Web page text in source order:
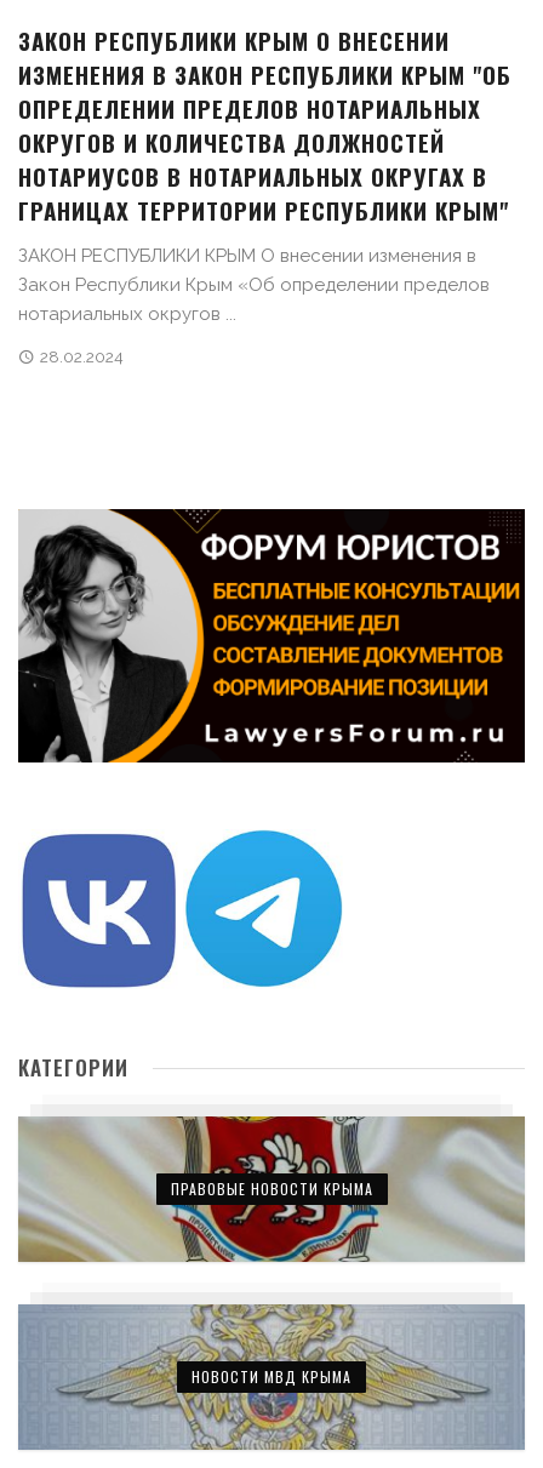
ЗАКОН РЕСПУБЛИКИ КРЫМ О ВНЕСЕНИИ
ИЗМЕНЕНИЯ В ЗАКОН РЕСПУБЛИКИ КРЫМ "ОБ
ОПРЕДЕЛЕНИИ ПРЕДЕЛОВ НОТАРИАЛЬНЫХ
ОКРУГОВ И КОЛИЧЕСТВА ДОЛЖНОСТЕЙ
НОТАРИУСОВ В НОТАРИАЛЬНЫХ ОКРУГАХ В
ГРАНИЦАХ ТЕРРИТОРИИ РЕСПУБЛИКИ КРЫМ"
ЗАКОН РЕСПУБЛИКИ КРЫМ О внесении изменения в
Закон Республики Крым «Об определении пределов
нотариальных округов ...
28.02.2024
КАТЕГОРИИ
ПРАВОВЫЕ НОВОСТИ КРЫМА
НОВОСТИ МВД КРЫМА